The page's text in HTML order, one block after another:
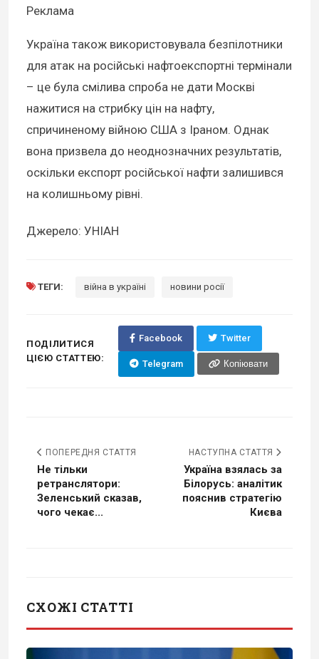
Реклама
Україна також використовувала безпілотники
для атак на російські нафтоекспортні термінали
– це була смілива спроба не дати Москві
нажитися на стрибку цін на нафту,
спричиненому війною США з Іраном. Однак
вона призвела до неоднозначних результатів,
оскільки експорт російської нафти залишився
на колишньому рівні.
Джерело: УНІАН
ТЕГИ: війна в україні новини росії
ПОДІЛИТИСЯ
ЦІЄЮ СТАТТЕЮ:
Facebook Twitter
Telegram Копіювати
ПОПЕРЕДНЯ СТАТТЯ
Не тільки
ретранслятори:
Зеленський сказав,
чого чекає...
НАСТУПНА СТАТТЯ
Україна взялась за
Білорусь: аналітик
пояснив стратегію
Києва
СХОЖІ СТАТТІ